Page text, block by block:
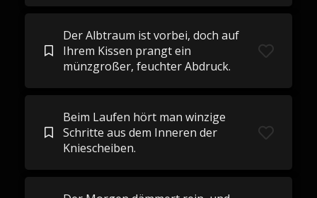
Der Albtraum ist vorbei, doch auf
Ihrem Kissen prangt ein
münzgroßer, feuchter Abdruck.
Beim Laufen hört man winzige
Schritte aus dem Inneren der
Kniescheiben.